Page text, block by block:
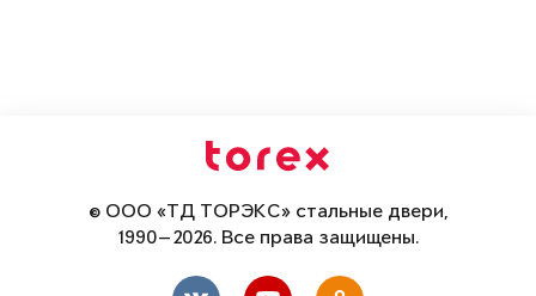
© ООО «ТД ТОРЭКС» стальные двери,
1990—2026. Все права защищены.